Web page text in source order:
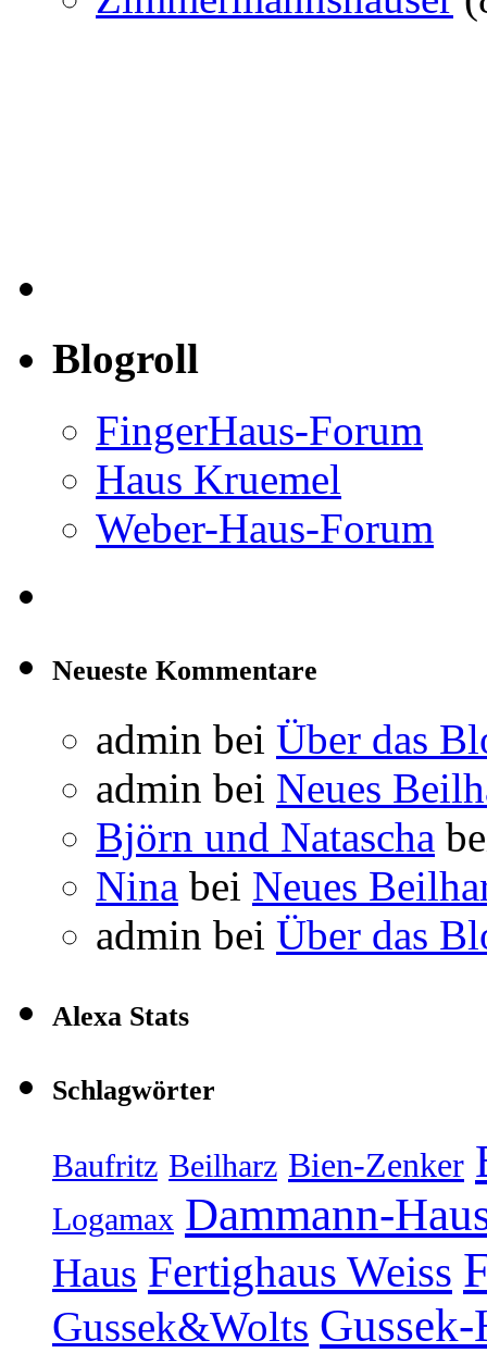
Blogroll
FingerHaus-Forum
Haus Kruemel
Weber-Haus-Forum
Neueste Kommentare
admin bei Über das
admin bei Neues
Björn und Natascha
Nina bei Neues
admin bei Über das
Alexa Stats
Schlagwörter
Baufritz Beilharz Bien-Zenker
Logamax Dammann-
Haus Fertighaus Weiss
Gussek&Wolts Gussek-